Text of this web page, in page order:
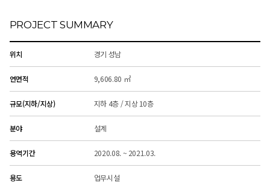
PROJECT SUMMARY
위치 경기 성남
연면적 9,606.80 ㎡
규모(지하/지상) 지하 4층 / 지상 10층
분야 설계
용역기간 2020.08. ~ 2021.03.
용도 업무시설